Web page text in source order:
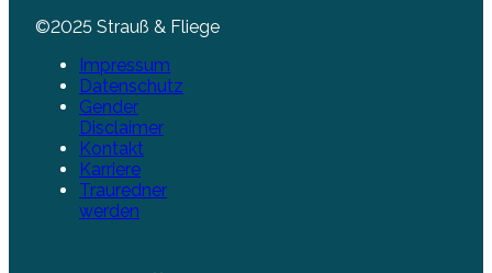
©2025 Strauß & Fliege
Impressum
Datenschutz
Gender
Disclaimer
Kontakt
Karriere
Trauredner
werden